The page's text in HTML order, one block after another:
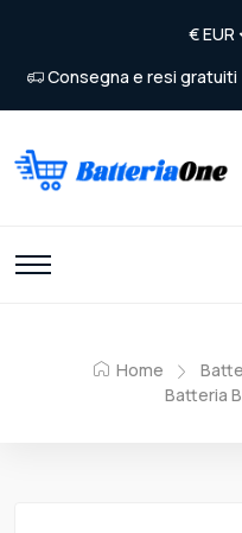
Consegna e resi gratuiti
Home
Batteria